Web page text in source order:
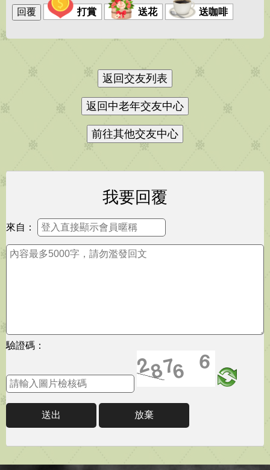
打賞 送花 送咖啡
我要回覆
來自：
驗證碼：
送出 放棄